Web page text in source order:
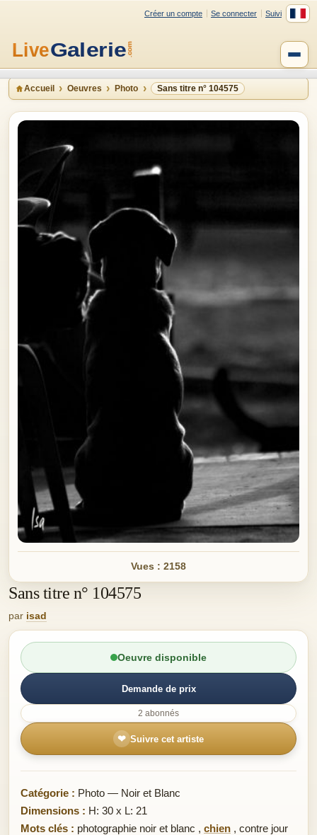
Créer un compte Se connecter Suivi
Accueil Oeuvres Photo Sans titre n° 104575
Vues : 2158
Sans titre n° 104575
par isad
Oeuvre disponible
Demande de prix
2 abonnés
❤ Suivre cet artiste
Catégorie : Photo — Noir et Blanc
Dimensions : H: 30 x L: 21
Mots clés : photographie noir et blanc , chien , contre jour